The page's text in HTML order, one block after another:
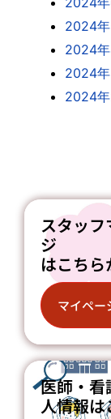
2024
2024
2024
2024
スタッ
ジ
はこちら
マイペー
医師・看
人情報は